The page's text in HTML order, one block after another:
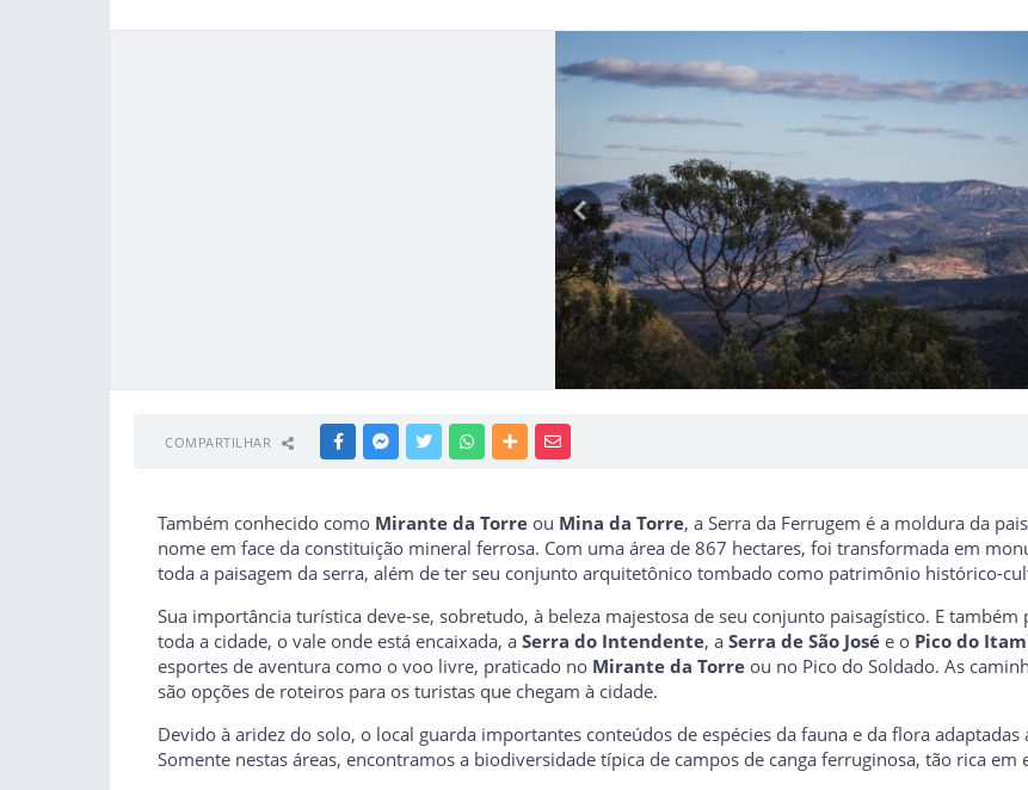
COMPARTILHAR FACEBOOKMESSENGER
TWITTER WHATSAPPMAIS
Também conhecido como Mirante da Torre ou Mina da Torre, a Serra da Ferrugem é a moldura da
nome em face da constituição mineral ferrosa. Com uma área de 867 hectares, foi transformada em
toda a paisagem da serra, além de ter seu conjunto arquitetônico tombado como patrimônio histórico-
Sua importância turística deve-se, sobretudo, à beleza majestosa de seu conjunto paisagístico. E
toda a cidade, o vale onde está encaixada, a Serra do Intendente, a Serra de São José e o Pico do
esportes de aventura como o voo livre, praticado no Mirante da Torre ou no Pico do Soldado. As
são opções de roteiros para os turistas que chegam à cidade.
Devido à aridez do solo, o local guarda importantes conteúdos de espécies da fauna e da flora adaptadas
Somente nestas áreas, encontramos a biodiversidade típica de campos de canga ferruginosa, tão rica em